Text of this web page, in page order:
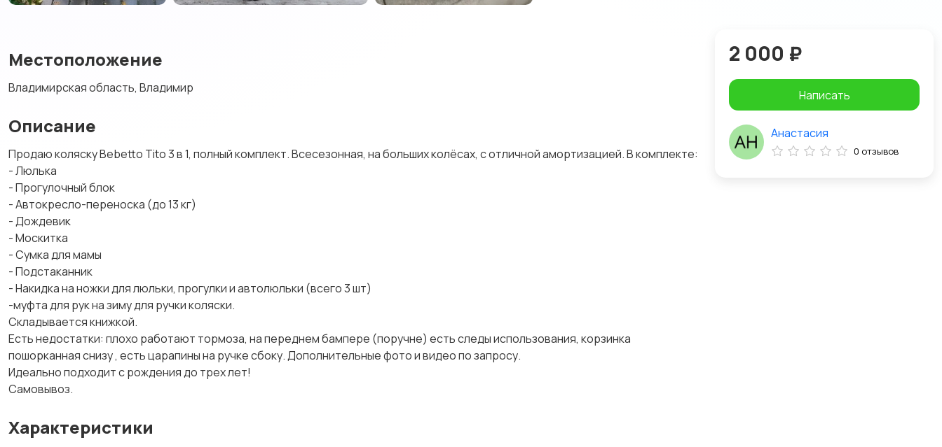
Местоположение
Владимирская область, Владимир
Описание
Продаю коляску Bebetto Tito 3 в 1, полный комплект. Всесезонная, на больших колёсах, с отличной амортизацией. В комплекте:
- Люлька
- Прогулочный блок
- Автокресло-переноска (до 13 кг)
- Дождевик
- Москитка
- Сумка для мамы
- Подстаканник
- Накидка на ножки для люльки, прогулки и автолюльки (всего 3 шт)
-муфта для рук на зиму для ручки коляски.
Складывается книжкой.
Есть недостатки: плохо работают тормоза, на переднем бампере (поручне) есть следы использования, корзинка
пошорканная снизу , есть царапины на ручке сбоку. Дополнительные фото и видео по запросу.
Идеально подходит с рождения до трех лет!
Самовывоз.
Характеристики
2 000 ₽
Написать
Анастасия
0 отзывов